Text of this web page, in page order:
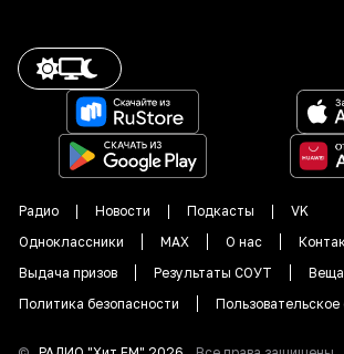
Радио Новости Подкасты
VK
Одноклассники
MAX О нас
Выдача призов
Результаты СОУТ
Политика безопасности